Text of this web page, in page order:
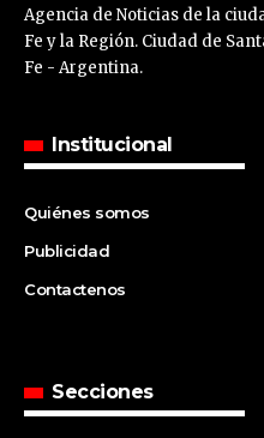
Agencia de Noticias de la
Fe y la Región. Ciudad de
Fe - Argentina.
Institucional
Quiénes somos
Publicidad
Contactenos
Secciones